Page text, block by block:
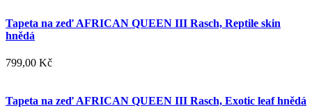
Tapeta na zeď AFRICAN QUEEN III Rasch, Reptile skin
hnědá
799,00 Kč
Tapeta na zeď AFRICAN QUEEN III Rasch, Exotic leaf hnědá